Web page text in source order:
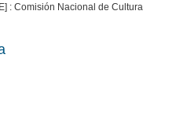
: Comisión Nacional de Cultura